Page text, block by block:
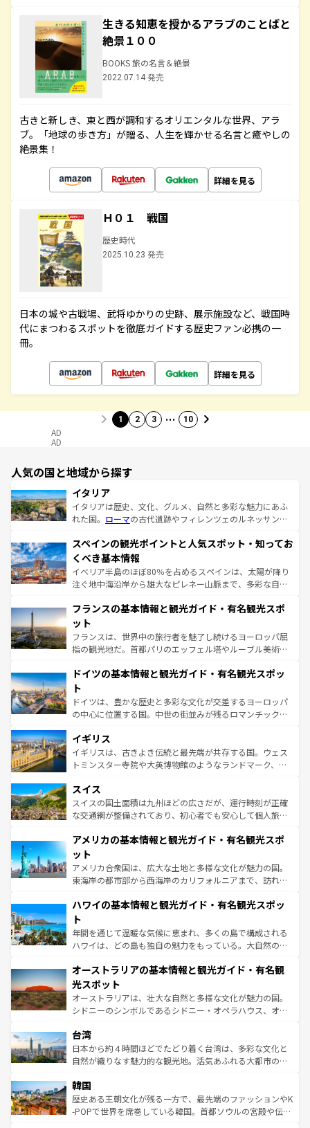
生きる知恵を授かるアラブのことばと
絶景１００
BOOKS 旅の名言＆絶景
2022.07.14 発売
古きと新しき、東と西が調和するオリエンタルな世界、アラ
ブ。「地球の歩き方」が贈る、人生を輝かせる名言と癒やしの
絶景集！
詳細を見る
Ｈ０１ 戦国
歴史時代
2025.10.23 発売
日本の城や古戦場、武将ゆかりの史跡、展示施設など、戦国時
代にまつわるスポットを徹底ガイドする歴史ファン必携の一
冊。
詳細を見る
1 2 3 … 10
AD
AD
人気の国と地域から探す
イタリア
イタリアは歴史、文化、グルメ、自然と多彩な魅力にあふ
れた国。 ローマの古代遺跡やフィレンツェのルネッサンス
ろん、トスカーナの美しい田園風景やアマルフィ海岸の絶
景など、自然景観も見逃せない。観光の合間には、本場の
ピザやパスタなど、絶品のイタリア料理を堪能することも
できる。朝目覚めてから夜眠るまで、すべての瞬間を楽し
なお、新着のイタリア情報はコンテンツ一覧を参照してほ
しい。
スペインの観光ポイントと人気スポット・知ってお
くべき基本情報
イベリア半島のほぼ80％を占めるスペインは、太陽が降り
注ぐ地中海沿岸から雄大なピレネー山脈まで、多彩な自然
文化が根付くこの国では、情熱的なフラメンコ、熱気あふ
れる闘牛、そして美味しいタパスが生活の一部となってい
る。首都マドリードの洗練された雰囲気や、バルセロナの
アートに溢れた街角から、地方では古代ローマ遺跡や中世
せる。地方によって風土や気候が異なるスペインはその個
ンテンツ一覧 を参照してほしい。
フランスの基本情報と観光ガイド・有名観光スポ
ット
フランスは、世界中の旅行者を魅了し続けるヨーロッパ屈
指の観光地だ。首都パリのエッフェル塔やルーブル美術館
で、幅広い魅力が詰まっている。華麗な宮殿、歴史的な大
聖堂、美しいビーチ、そして豊かな自然が、訪れる者を心
から魅了する。また、フランスは美食の国としても知ら
れ、フランス料理はユネスコ無形文化遺産にも登録されて
香り高いラベンダー畑など、多彩な楽しみ方が可能だ。さ
らに、パリ以外の地域にも魅力が溢れており、どの街角に
も豊かな歴史と文化が息づいている。パリ以外の個性あふ
を参照してほしい。
ドイツの基本情報と観光ガイド・有名観光スポッ
ト
ドイツは、豊かな歴史と多彩な文化が交差するヨーロッパ
の中心に位置する国。中世の街並みが残るロマンチック街
顔を持つこの国は、どこを歩いても飽きることがない。ベ
ルリンの文化的活気、バイエルン州のアルプスの絶景、そ
してライン川沿いのワイン畑といった風景は必見。ビール
は、お酒好きな人にはぜひ体験してほしい。 なお、新着の
ドイツ情報はコンテンツ一覧を参照してほしい。
イギリス
イギリスは、古きよき伝統と最先端が共存する国。ウェス
トミンスター寺院や大英博物館のようなランドマーク、歴
リアごとに異なる魅力がある。また、優雅なアフタヌーン
ティー、ビール好きにはたまらない英国パブ、サッカー観
戦など、本場だからこそできる体験も豊富。イギリスを旅
ンツ一覧を参照してほしい。
スイス
スイスの国土面積は九州ほどの広さだが、運行時刻が正確
な交通網が整備されており、初心者でも安心して個人旅行
の建物がそのまま残る町や、スイスならではのユニークな
博物館もあり、アルプス観光だけでなく町歩きも満喫する
ことができる。国民の所得が高いため物価も高いが、旅行
者向けの交通パス提供のサービスもあり、うまく活用すれ
着のスイス情報はコンテンツ一覧を参照してほしい。
アメリカの基本情報と観光ガイド・有名観光スポ
ット
アメリカ合衆国は、広大な土地と多様な文化が魅力の国。
東海岸の都市部から西海岸のカリフォルニアまで、訪れる
のような巨大都市は、観光、ショッピング、エンターテイ
ンメントが詰まった刺激的なスポットだ。一方、アメリカ
西部には大自然が広がり、グランドキャニオンやイエロー
ストーン国立公園といった絶景が堪能できる。さらに、南
文化が魅力。旅行者はアメリカの各地域で異なる魅力を楽
しみながら、その多様性と豊かな歴史を感じることができ
るだろう。車でのロードトリップや列車の旅も、アメリカ
ならではの贅沢な旅のスタイルだ。 なお、新着のアメリカ
情報は コンテンツ一覧 を参照してほしい。
ハワイの基本情報と観光ガイド・有名観光スポッ
ト
年間を通じて温暖な気候に恵まれ、多くの島で構成される
ハワイは、どの島も独自の魅力をもっている。大自然の神
ワイ島は見逃せない。また、定番の観光地といえばオアフ
島だが、静かな自然を求めるならマウイ島やカウアイ島が
おすすめ。エメラルドグリーンに輝く海をはじめ、豊かな
文化や歴史が息づいている。「アロハスピリット」と呼ば
人々、おいしいローカルフードやハワイアンミュージッ
ク、伝統的なフラダンスなど、すべてがハワイの魅力を彩
っている。訪れるたびに新しい発見と感動が待っているハ
はコンテンツ一覧
オーストラリアの基本情報と観光ガイド・有名観
光スポット
オーストラリアは、壮大な自然と多様な文化が魅力の国。
シドニーのシンボルであるシドニー・オペラハウス、オー
リアリーフや大陸中央部にそびえるウルル（エアーズロッ
ク）、タスマニアの美しい原生林やケアンズの熱帯雨林な
ど、見どころがたくさん。また、カフェやワイン、オージ
いる。アクティビティも充実しており、サーフィンやダイ
ビング、ハイキングなど、アウトドア好きにはたまらな
い。オーストラリアの多彩な魅力を存分に味わいつくそ
台湾
日本から約４時間ほどでたどり着く台湾は、多彩な文化と
自然が織りなす魅力的な観光地。活気あふれる大都市の台
ン）、静ひつな山岳地帯である台湾東部など、都市の喧騒
と山間の静けさが共存しており、訪れる人に新しい発見と
驚きをもたらしてくれる。また、奥深い台湾の食文化も魅
韓国
歴史ある王朝文化が残る一方で、最先端のファッションやK
-POPで世界を席巻している韓国。首都ソウルの宮殿や伝統